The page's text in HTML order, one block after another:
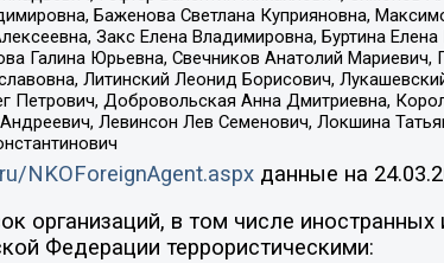
Баженова Светлана Куприяновна,
Закс Елена Владимировна, Буртина
Галина Юрьевна, Свечников Анатолий
Литинский Леонид Борисович,
Петрович, Добровольская Анна Дмитриевна,
Левинсон Лев Семенович, Локшина
NKOForeignAgent.aspxданные на
организаций, в том числе
Федерации террористическими: